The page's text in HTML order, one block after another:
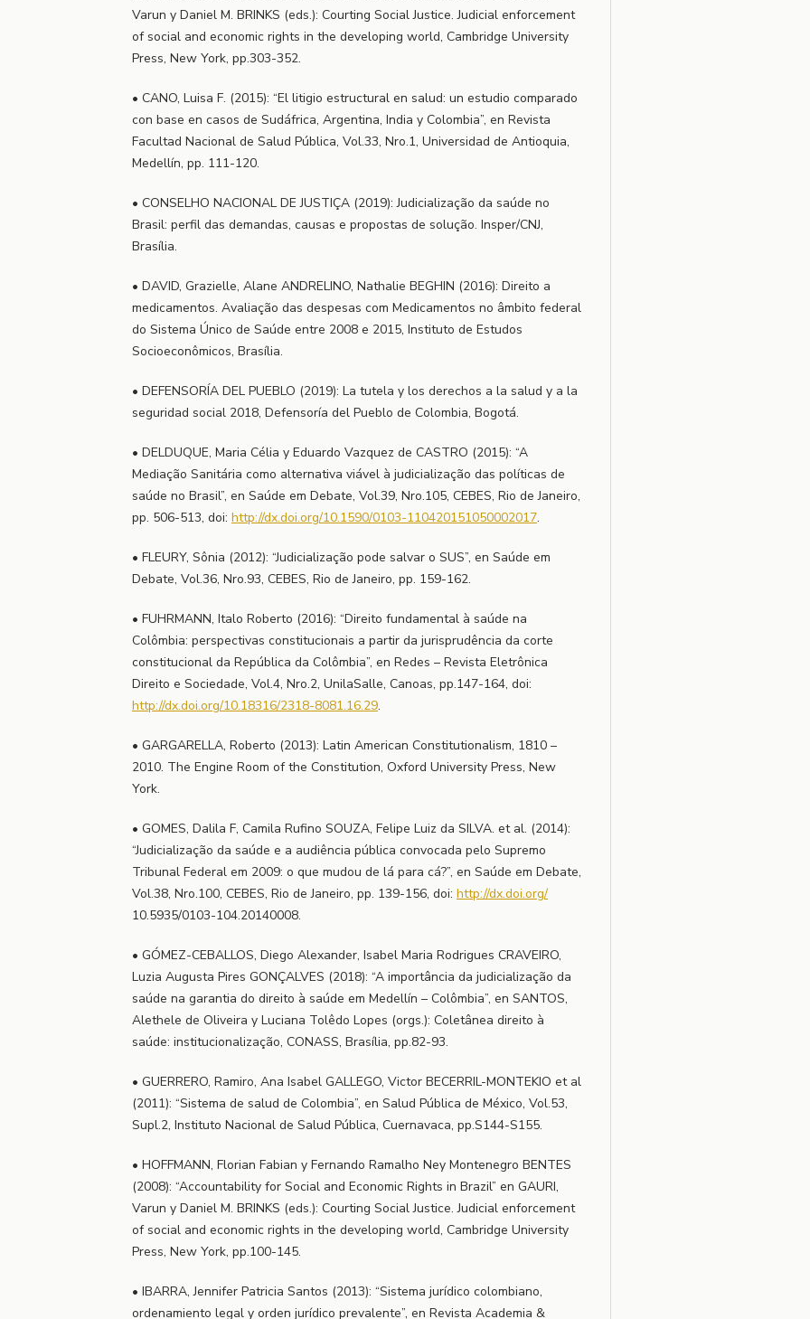
Varun y Daniel M. BRINKS (eds.): Courting Social Justice. Judicial enforcement
of social and economic rights in the developing world, Cambridge University
Press, New York, pp.303-352.
• CANO, Luisa F. (2015): “El litigio estructural en salud: un estudio comparado
con base en casos de Sudáfrica, Argentina, India y Colombia”, en Revista
Facultad Nacional de Salud Pública, Vol.33, Nro.1, Universidad de Antioquia,
Medellín, pp. 111-120.
• CONSELHO NACIONAL DE JUSTIÇA (2019): Judicialização da saúde no
Brasil: perfil das demandas, causas e propostas de solução. Insper/CNJ,
Brasília.
• DAVID, Grazielle, Alane ANDRELINO, Nathalie BEGHIN (2016): Direito a
medicamentos. Avaliação das despesas com Medicamentos no âmbito federal
do Sistema Único de Saúde entre 2008 e 2015, Instituto de Estudos
Socioeconômicos, Brasília.
• DEFENSORÍA DEL PUEBLO (2019): La tutela y los derechos a la salud y a la
seguridad social 2018, Defensoría del Pueblo de Colombia, Bogotá.
• DELDUQUE, Maria Célia y Eduardo Vazquez de CASTRO (2015): “A
Mediação Sanitária como alternativa viável à judicialização das políticas de
saúde no Brasil”, en Saúde em Debate, Vol.39, Nro.105, CEBES, Rio de Janeiro,
pp. 506-513, doi: http://dx.doi.org/10.1590/0103-110420151050002017.
• FLEURY, Sônia (2012): “Judicialização pode salvar o SUS”, en Saúde em
Debate, Vol.36, Nro.93, CEBES, Rio de Janeiro, pp. 159-162.
• FUHRMANN, Italo Roberto (2016): “Direito fundamental à saúde na
Colômbia: perspectivas constitucionais a partir da jurisprudência da corte
constitucional da República da Colômbia”, en Redes – Revista Eletrônica
Direito e Sociedade, Vol.4, Nro.2, UnilaSalle, Canoas, pp.147-164, doi:
http://dx.doi.org/10.18316/2318-8081.16.29.
• GARGARELLA, Roberto (2013): Latin American Constitutionalism, 1810 –
2010. The Engine Room of the Constitution, Oxford University Press, New
York.
• GOMES, Dalila F, Camila Rufino SOUZA, Felipe Luiz da SILVA. et al. (2014):
“Judicialização da saúde e a audiência pública convocada pelo Supremo
Tribunal Federal em 2009: o que mudou de lá para cá?”, en Saúde em Debate,
Vol.38, Nro.100, CEBES, Rio de Janeiro, pp. 139-156, doi: http://dx.doi.org/
10.5935/0103-104.20140008.
• GÓMEZ-CEBALLOS, Diego Alexander, Isabel Maria Rodrigues CRAVEIRO,
Luzia Augusta Pires GONÇALVES (2018): “A importância da judicialização da
saúde na garantia do direito à saúde em Medellín – Colômbia”, en SANTOS,
Alethele de Oliveira y Luciana Tolêdo Lopes (orgs.): Coletânea direito à
saúde: institucionalização, CONASS, Brasília, pp.82-93.
• GUERRERO, Ramiro, Ana Isabel GALLEGO, Victor BECERRIL-MONTEKIO et al
(2011): “Sistema de salud de Colombia”, en Salud Pública de México, Vol.53,
Supl.2, Instituto Nacional de Salud Pública, Cuernavaca, pp.S144-S155.
• HOFFMANN, Florian Fabian y Fernando Ramalho Ney Montenegro BENTES
(2008): “Accountability for Social and Economic Rights in Brazil” en GAURI,
Varun y Daniel M. BRINKS (eds.): Courting Social Justice. Judicial enforcement
of social and economic rights in the developing world, Cambridge University
Press, New York, pp.100-145.
• IBARRA, Jennifer Patricia Santos (2013): “Sistema jurídico colombiano,
ordenamiento legal y orden jurídico prevalente”, en Revista Academia &